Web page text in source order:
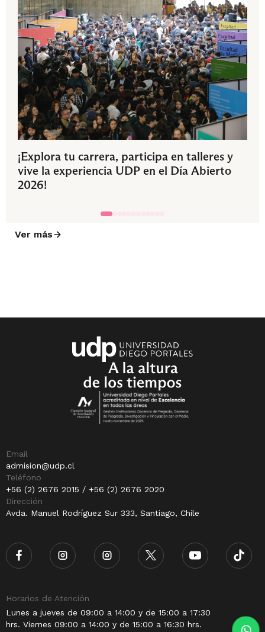
¡Explora tu carrera, participa en talleres y
vive la experiencia UDP en el Día Abierto
2026!
Ver más
Email
admision@udp.cl
Teléfono
+56 (2) 2676 2015 / +56 (2) 2676 2020
Dirección
Avda. Manuel Rodríguez Sur 333, Santiago, Chile
Horarios de Atención
Lunes a jueves de 09:00 a 14:00 y de 15:00 a 17:30
hrs. Viernes 09:00 a 14:00 y de 15:00 a 16:30 hrs.